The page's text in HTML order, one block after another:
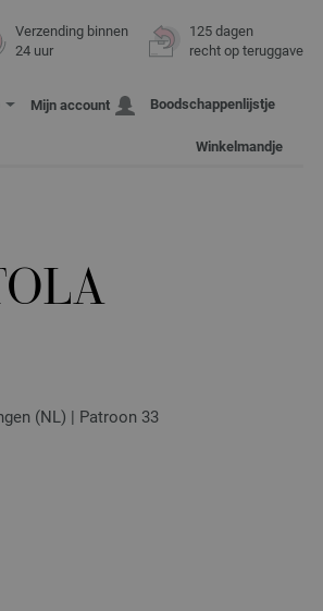
Verzending binnen
24 uur
125 dagen
recht op teruggave
Mijn account Boodschappenlijstje
Winkelmandje
(NL) | Patroon 33